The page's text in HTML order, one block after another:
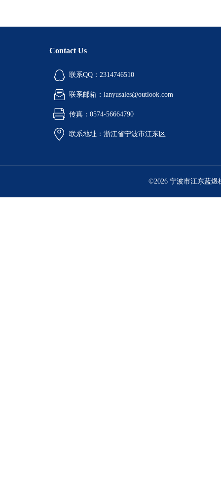
环境检测试验箱
油品检测仪器
Contact Us
联系QQ：2314746510
联系邮箱：lanyusales@outlook.com
传真：0574-56664790
联系地址：浙江省宁波市江东区
©2026 宁波市江东蓝